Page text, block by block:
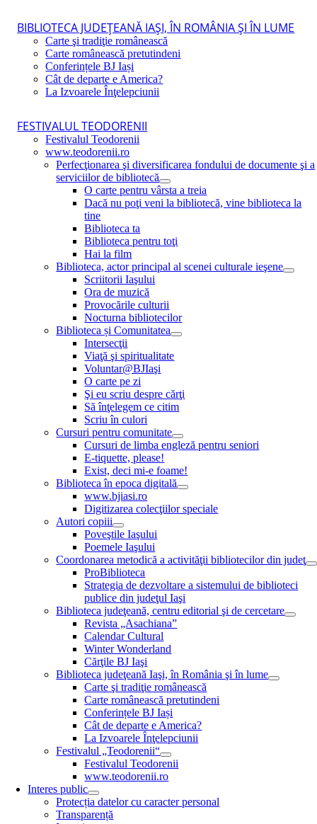
BIBLIOTECA JUDEŢEANĂ IAŞI, ÎN ROMÂNIA ŞI ÎN LUME
Carte şi tradiţie românească
Carte românească pretutindeni
Conferințele BJ Iași
Cât de departe e America?
La Izvoarele Înţelepciunii
FESTIVALUL TEODORENII
Festivalul Teodorenii
www.teodorenii.ro
Perfecţionarea şi diversificarea fondului de documente şi a
serviciilor de bibliotecă
O carte pentru vârsta a treia
Dacă nu poţi veni la bibliotecă, vine biblioteca la
tine
Biblioteca ta
Biblioteca pentru toţi
Hai la film
Biblioteca, actor principal al scenei culturale ieşene
Scriitorii Iaşului
Ora de muzică
Provocările culturii
Nocturna bibliotecilor
Biblioteca și Comunitatea
Intersecţii
Viaţă şi spiritualitate
Voluntar@BJIaşi
O carte pe zi
Şi eu scriu despre cărţi
Să înţelegem ce citim
Scriu în culori
Cursuri pentru comunitate
Cursuri de limba engleză pentru seniori
E-tiquette, please!
Exist, deci mi-e foame!
Biblioteca în epoca digitală
www.bjiasi.ro
Digitizarea colecţiilor speciale
Autori copiii
Poveştile Iaşului
Poemele Iaşului
Coordonarea metodică a activităţii bibliotecilor din judeţ
ProBiblioteca
Strategia de dezvoltare a sistemului de biblioteci
publice din judeţul Iaşi
Biblioteca judeţeană, centru editorial şi de cercetare
Revista „Asachiana”
Calendar Cultural
Winter Wonderland
Cărţile BJ Iaşi
Biblioteca judeţeană Iaşi, în România şi în lume
Carte şi tradiţie românească
Carte românească pretutindeni
Conferințele BJ Iași
Cât de departe e America?
La Izvoarele Înţelepciunii
Festivalul „Teodorenii“
Festivalul Teodorenii
www.teodorenii.ro
Interes public
Protecția datelor cu caracter personal
Transparență